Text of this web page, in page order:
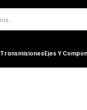
TransmisionesEjes Y